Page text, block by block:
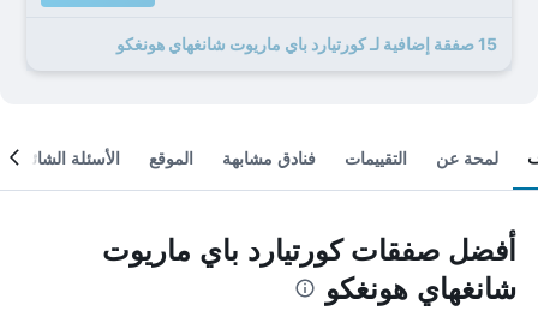
15 صفقة إضافية لـ كورتيارد باي ماريوت شانغهاي هونغكو
لمحة عن التقييمات فنادق مشابهة الموقع الأسئلة الشائعة
أفضل صفقات كورتيارد باي ماريوت
شانغهاي هونغكو